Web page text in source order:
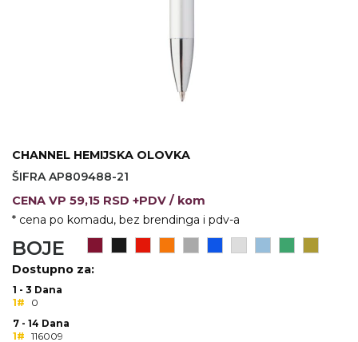
ALAT
ŠOLJE
LAMPE
ZDRAVLJE I LEPOTA
DUKSEVI I KABANICE
KAČKETI, KAPE I ŠEŠIRI
MODNI
CHANNEL HEMIJSKA OLOVKA
ŠIFRA AP809488-21
CENA VP 59,15 RSD +PDV / kom
* cena po komadu, bez brendinga i pdv-a
BOJE
Dostupno za:
1 - 3 Dana
1#
0
7 - 14 Dana
1# 116009